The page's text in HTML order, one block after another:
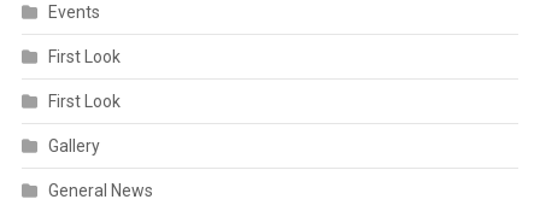
Events
First Look
First Look
Gallery
General News